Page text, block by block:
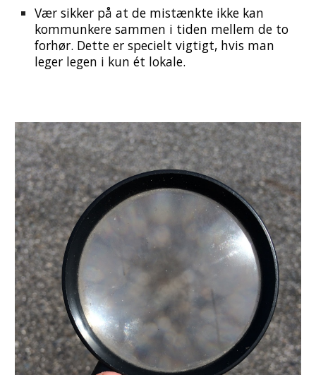
Vær sikker på at de mistænkte ikke kan
kommunkere sammen i tiden mellem de to
forhør. Dette er specielt vigtigt, hvis man
leger legen i kun ét lokale.